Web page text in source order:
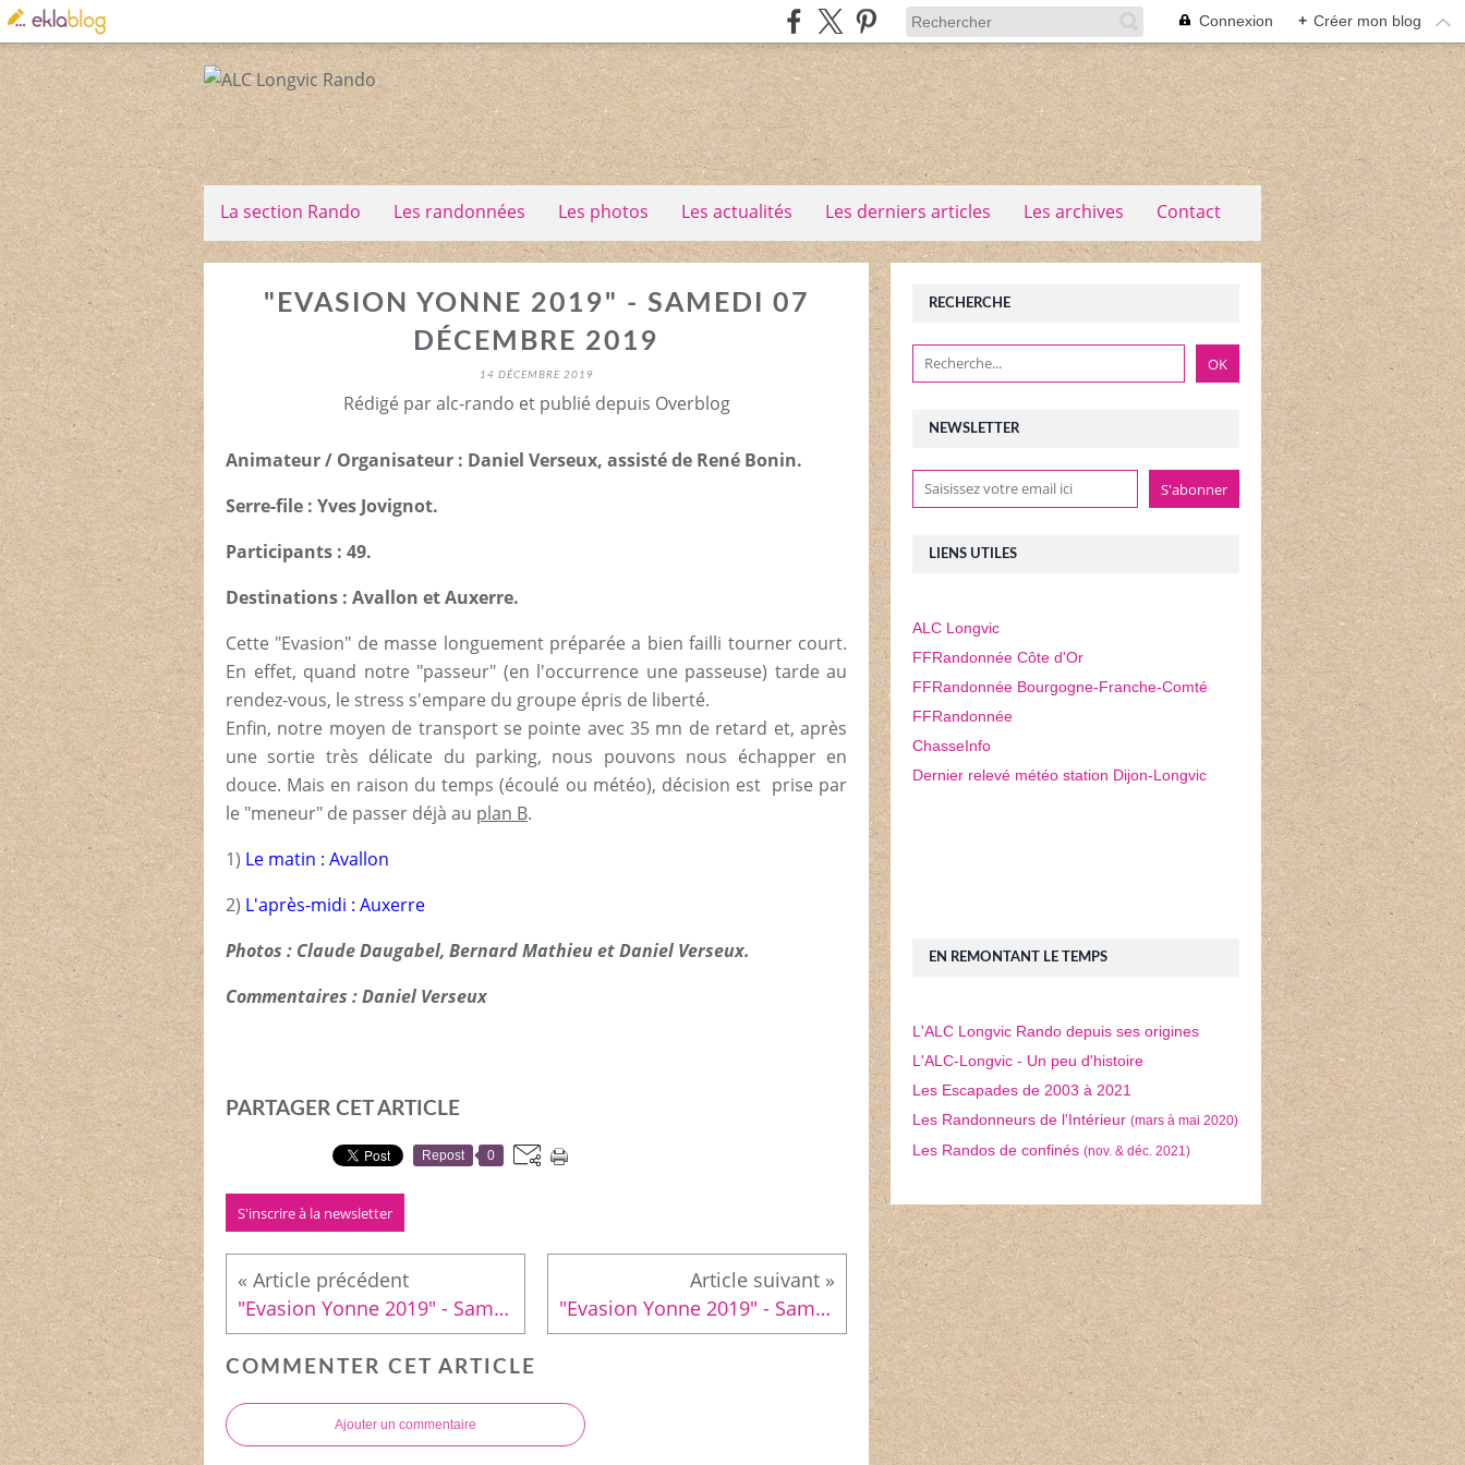
Connexion + Créer mon blog
La section Rando Les randonnées Les photos Les actualités Les derniers articles Les archives Contact
"EVASION YONNE 2019" - SAMEDI 07
DÉCEMBRE 2019
14 DÉCEMBRE 2019
Rédigé par alc-rando et publié depuis Overblog
Animateur / Organisateur : Daniel Verseux, assisté de René Bonin.
Serre-file : Yves Jovignot.
Participants : 49.
Destinations : Avallon et Auxerre.
Cette "Evasion" de masse longuement préparée a bien failli tourner court.
En effet, quand notre "passeur" (en l'occurrence une passeuse) tarde au
rendez-vous, le stress s'empare du groupe épris de liberté.
Enfin, notre moyen de transport se pointe avec 35 mn de retard et, après
une sortie très délicate du parking, nous pouvons nous échapper en
douce. Mais en raison du temps (écoulé ou météo), décision est prise par
le "meneur" de passer déjà au plan B.
1) Le matin : Avallon
2) L'après-midi : Auxerre
Photos : Claude Daugabel, Bernard Mathieu et Daniel Verseux.
Commentaires : Daniel Verseux
PARTAGER CET ARTICLE
Repost 0
S'inscrire à la newsletter
"Evasion Yonne 2019" - Samedi 07 décembre 2019 "Evasion Yonne 2019" - Samedi 07 décembre 2019
COMMENTER CET ARTICLE
Ajouter un commentaire
NEWSLETTER
RECHERCHE
LIENS UTILES
ALC Longvic
FFRandonnée Côte d'Or
FFRandonnée Bourgogne-Franche-Comté
FFRandonnée
ChasseInfo
Dernier relevé météo station Dijon-Longvic
EN REMONTANT LE TEMPS
L'ALC Longvic Rando depuis ses origines
L'ALC-Longvic - Un peu d'histoire
Les Escapades de 2003 à 2021
Les Randonneurs de l'Intérieur (mars à mai 2020)
Les Randos de confinés (nov. & déc. 2021)